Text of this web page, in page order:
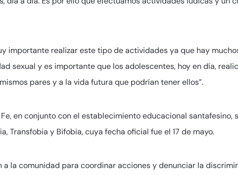
importante realizar este tipo de actividades ya que hay
sexual y es importante que los adolescentes, hoy en día,
pares y a la vida futura que podrían tener ellos”.
en conjunto con el establecimiento educacional santafesino,
Transfobia y Bifobia, cuya fecha oficial fue el 17 de mayo.
la comunidad para coordinar acciones y denunciar la